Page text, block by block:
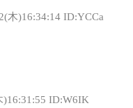
木)16:34:14 ID:YCCa
)16:31:55 ID:W6IK